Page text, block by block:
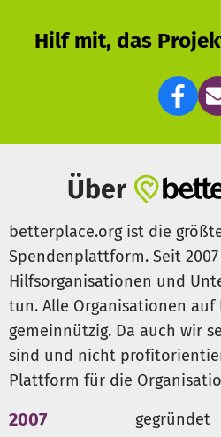
Hilf mit, das
Über
betterplace.org ist die
Spendenplattform. Seit
Hilfsorganisationen und
tun. Alle Organisationen
gemeinnützig. Da auch wir
sind und nicht
Plattform für die
2007 gegründet